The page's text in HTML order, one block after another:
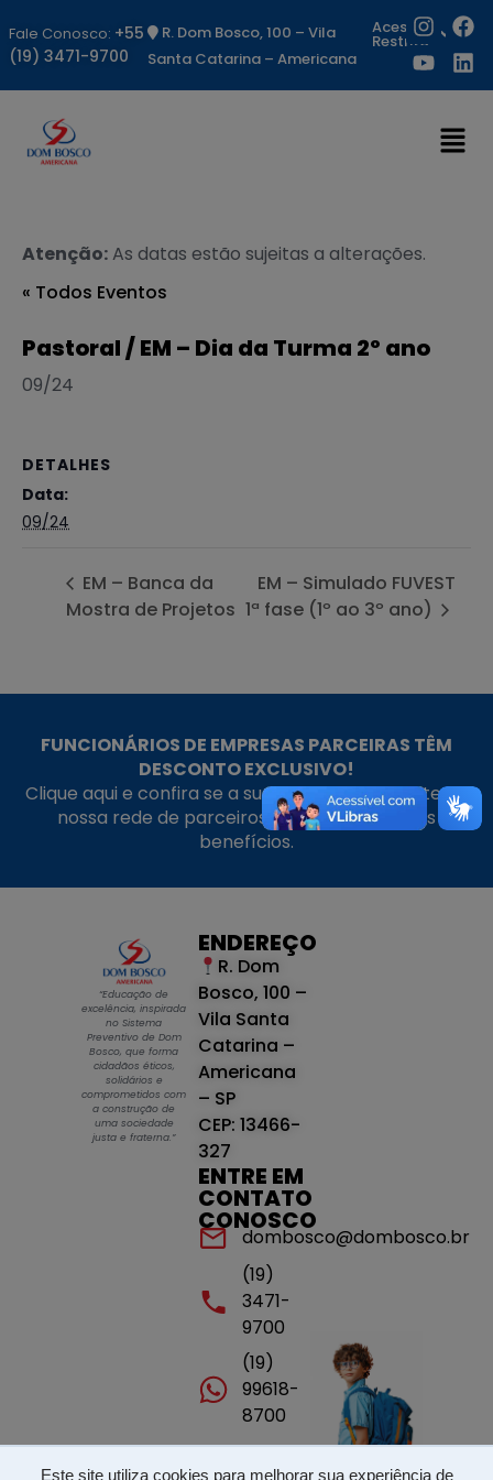
Este site utiliza cookies para melhorar sua experiência de
Fale Conosco: +55
(19) 3471-9700
R. Dom Bosco, 100 – Vila
Santa Catarina – Americana
Acesso
Restrito
Atenção:As datas estão sujeitas a alterações.
« Todos Eventos
Pastoral / EM – Dia da Turma 2º ano
09/24
DETALHES
Data:
09/24
EM – Banca da
Mostra de Projetos
EM – Simulado FUVEST
1ª fase (1º ao 3º ano)
FUNCIONÁRIOS DE EMPRESAS PARCEIRAS TÊM
DESCONTO EXCLUSIVO!
Clique aqui e confira se a sua empresa faz parte da
nossa rede de parceiros e aproveite nossos
benefícios.
“Educação de
excelência, inspirada
no Sistema
Preventivo de Dom
Bosco, que forma
cidadãos éticos,
solidários e
comprometidos com
a construção de
uma sociedade
justa e fraterna.”
ENDEREÇO
R. Dom
Bosco, 100 –
Vila Santa
Catarina –
Americana
– SP
CEP: 13466-
327
ENTRE EM
CONTATO
CONOSCO
dombosco@dombosco.br
(19)
3471-
9700
(19)
99618-
8700